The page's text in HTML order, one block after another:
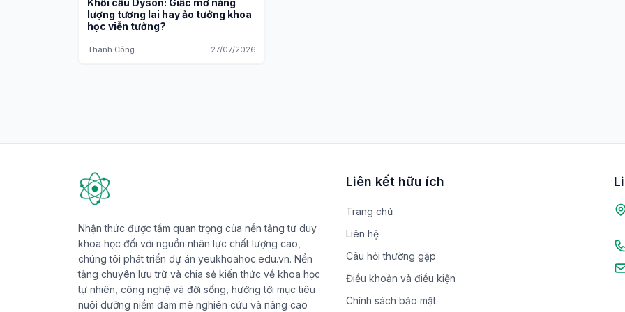
lượng tương lai hay ảo tưởng khoa
học viễn tưởng?
Thành Công 27/07/2026
Nhận thức được tầm quan trọng của nền tảng tư duy
khoa học đối với nguồn nhân lực chất lượng cao,
chúng tôi phát triển dự án yeukhoahoc.edu.vn. Nền
tảng chuyên lưu trữ và chia sẻ kiến thức về khoa học
tự nhiên, công nghệ và đời sống, hướng tới mục tiêu
nuôi dưỡng niềm đam mê nghiên cứu và nâng cao
Liên kết hữu ích
Trang chủ
Liên hệ
Câu hỏi thường gặp
Điều khoản và điều kiện
Chính sách bảo mật